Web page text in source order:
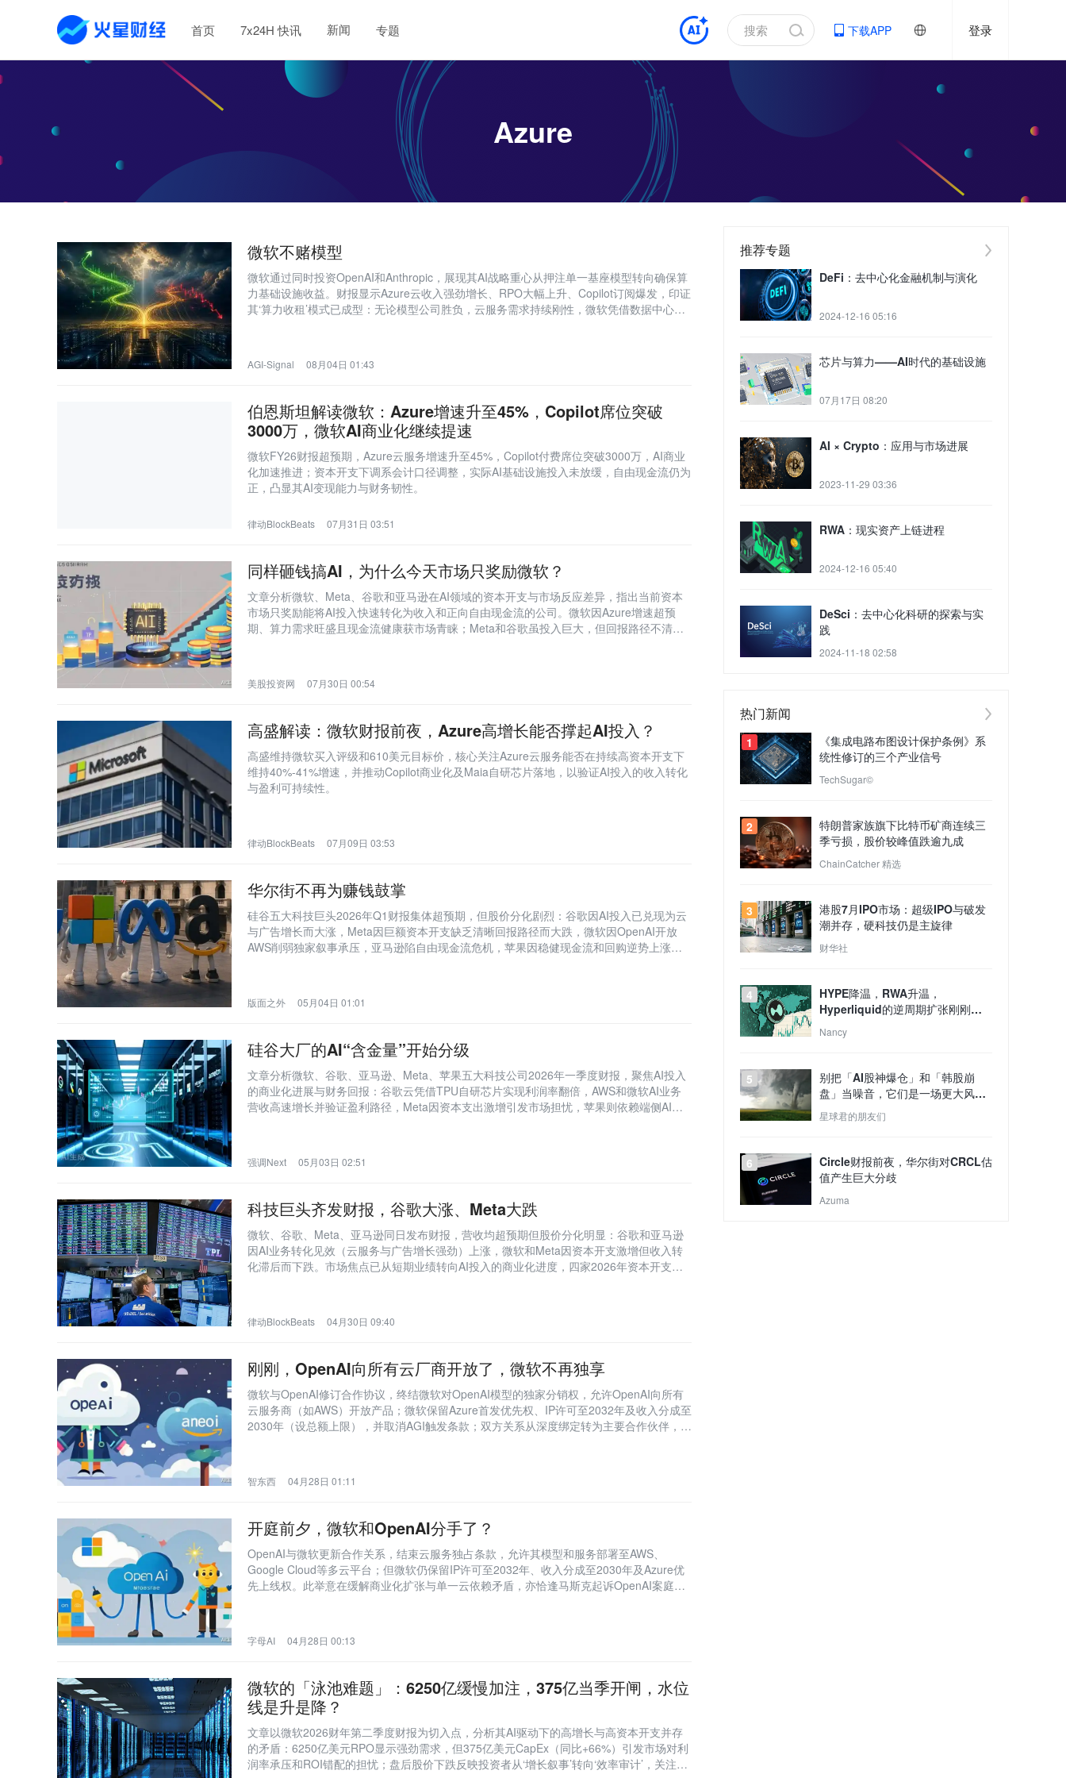
首页 7x24H 快讯 新闻 专题 下载APP 登录
Azure
微软不赌模型
微软通过同时投资OpenAI和Anthropic，展现其AI战略重心从押注单一基座模型转向确保算
力基础设施收益。财报显示Azure云收入强劲增长、RPO大幅上升、Copilot订阅爆发，印证
其‘算力收租’模式已成型：无论模型公司胜负，云服务需求持续刚性，微软凭借数据中心、
AGI-Signal 08月04日 01:43
伯恩斯坦解读微软：Azure增速升至45%，Copilot席位突破
3000万，微软AI商业化继续提速
微软FY26财报超预期，Azure云服务增速升至45%，Copilot付费席位突破3000万，AI商业
化加速推进；资本开支下调系会计口径调整，实际AI基础设施投入未放缓，自由现金流仍为
正，凸显其AI变现能力与财务韧性。
律动BlockBeats 07月31日 03:51
同样砸钱搞AI，为什么今天市场只奖励微软？
文章分析微软、Meta、谷歌和亚马逊在AI领域的资本开支与市场反应差异，指出当前资本
市场只奖励能将AI投入快速转化为收入和正向自由现金流的公司。微软因Azure增速超预
期、算力需求旺盛且现金流健康获市场青睐；Meta和谷歌虽投入巨大，但回报路径不清
美股投资网 07月30日 00:54
高盛解读：微软财报前夜，Azure高增长能否撑起AI投入？
高盛维持微软买入评级和610美元目标价，核心关注Azure云服务能否在持续高资本开支下
维持40%-41%增速，并推动Copilot商业化及Maia自研芯片落地，以验证AI投入的收入转化
与盈利可持续性。
律动BlockBeats 07月09日 03:53
华尔街不再为赚钱鼓掌
硅谷五大科技巨头2026年Q1财报集体超预期，但股价分化剧烈：谷歌因AI投入已兑现为云
与广告增长而大涨，Meta因巨额资本开支缺乏清晰回报路径而大跌，微软因OpenAI开放
AWS削弱独家叙事承压，亚马逊陷自由现金流危机，苹果因稳健现金流和回购逆势上涨。
版面之外 05月04日 01:01
硅谷大厂的AI“含金量”开始分级
文章分析微软、谷歌、亚马逊、Meta、苹果五大科技公司2026年一季度财报，聚焦AI投入
的商业化进展与财务回报：谷歌云凭借TPU自研芯片实现利润率翻倍，AWS和微软AI业务
营收高速增长并验证盈利路径，Meta因资本支出激增引发市场担忧，苹果则依赖端侧AI规
强调Next 05月03日 02:51
科技巨头齐发财报，谷歌大涨、Meta大跌
微软、谷歌、Meta、亚马逊同日发布财报，营收均超预期但股价分化明显：谷歌和亚马逊
因AI业务转化见效（云服务与广告增长强劲）上涨，微软和Meta因资本开支激增但收入转
化滞后而下跌。市场焦点已从短期业绩转向AI投入的商业化进度，四家2026年资本开支合
律动BlockBeats 04月30日 09:40
刚刚，OpenAI向所有云厂商开放了，微软不再独享
微软与OpenAI修订合作协议，终结微软对OpenAI模型的独家分销权，允许OpenAI向所有
云服务商（如AWS）开放产品；微软保留Azure首发优先权、IP许可至2032年及收入分成至
2030年（设总额上限），并取消AGI触发条款；双方关系从深度绑定转为主要合作伙伴，反
智东西 04月28日 01:11
开庭前夕，微软和OpenAI分手了？
OpenAI与微软更新合作关系，结束云服务独占条款，允许其模型和服务部署至AWS、
Google Cloud等多云平台；但微软仍保留IP许可至2032年、收入分成至2030年及Azure优
先上线权。此举意在缓解商业化扩张与单一云依赖矛盾，亦恰逢马斯克起诉OpenAI案庭审
字母AI 04月28日 00:13
微软的「泳池难题」：6250亿缓慢加注，375亿当季开闸，水位
线是升是降？
文章以微软2026财年第二季度财报为切入点，分析其AI驱动下的高增长与高资本开支并存
的矛盾：6250亿美元RPO显示强劲需求，但375亿美元CapEx（同比+66%）引发市场对利
润率承压和ROI错配的担忧；盘后股价下跌反映投资者从‘增长叙事’转向‘效率审计’，关注
推荐专题
DeFi：去中心化金融机制与演化
2024-12-16 05:16
芯片与算力——AI时代的基础设施
07月17日 08:20
AI × Crypto：应用与市场进展
2023-11-29 03:36
RWA：现实资产上链进程
2024-12-16 05:40
DeSci：去中心化科研的探索与实
践
2024-11-18 02:58
热门新闻
1
《集成电路布图设计保护条例》系
统性修订的三个产业信号
TechSugar©
2
特朗普家族旗下比特币矿商连续三
季亏损，股价较峰值跌逾九成
ChainCatcher 精选
3
港股7月IPO市场：超级IPO与破发
潮并存，硬科技仍是主旋律
财华社
4
HYPE降温，RWA升温，
Hyperliquid的逆周期扩张刚刚开
始？
Nancy
5
别把「AI股神爆仓」和「韩股崩
盘」当噪音，它们是一场更大风暴
的预演
星球君的朋友们
6
Circle财报前夜，华尔街对CRCL估
值产生巨大分歧
Azuma